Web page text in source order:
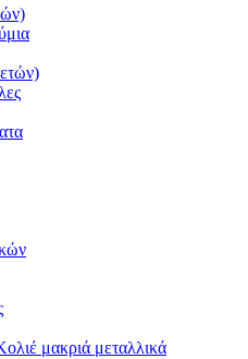
μακριά μεταλλικά